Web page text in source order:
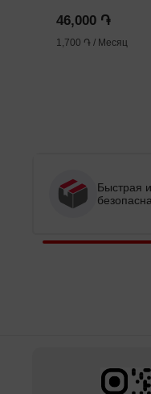
46,000 ֏
1,700 ֏ / Месяц
Быстрая и